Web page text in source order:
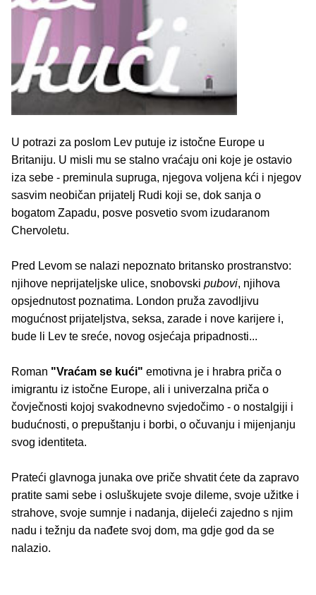
U potrazi za poslom Lev putuje iz istočne Europe u
Britaniju. U misli mu se stalno vraćaju oni koje je ostavio
iza sebe - preminula supruga, njegova voljena kći i njegov
sasvim neobičan prijatelj Rudi koji se, dok sanja o
bogatom Zapadu, posve posvetio svom izudaranom
Chervoletu.
Pred Levom se nalazi nepoznato britansko prostranstvo:
njihove neprijateljske ulice, snobovski pubovi, njihova
opsjednutost poznatima. London pruža zavodljivu
mogućnost prijateljstva, seksa, zarade i nove karijere i,
bude li Lev te sreće, novog osjećaja pripadnosti...
Roman "Vraćam se kući" emotivna je i hrabra priča o
imigrantu iz istočne Europe, ali i univerzalna priča o
čovječnosti kojoj svakodnevno svjedočimo - o nostalgiji i
budućnosti, o prepuštanju i borbi, o očuvanju i mijenjanju
svog identiteta.
Prateći glavnoga junaka ove priče shvatit ćete da zapravo
pratite sami sebe i osluškujete svoje dileme, svoje užitke i
strahove, svoje sumnje i nadanja, dijeleći zajedno s njim
nadu i težnju da nađete svoj dom, ma gdje god da se
nalazio.